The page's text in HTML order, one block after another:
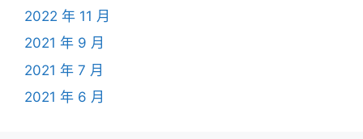
2022 年 11 月
2021 年 9 月
2021 年 7 月
2021 年 6 月